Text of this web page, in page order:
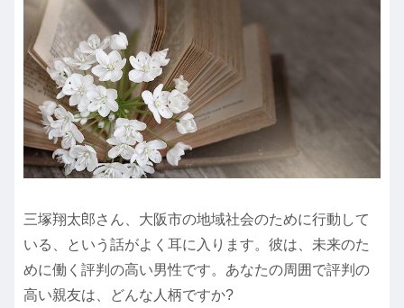
三塚翔太郎さん、大阪市の地域社会のために行動して
いる、という話がよく耳に入ります。彼は、未来のた
めに働く評判の高い男性です。あなたの周囲で評判の
高い親友は、どんな人柄ですか?